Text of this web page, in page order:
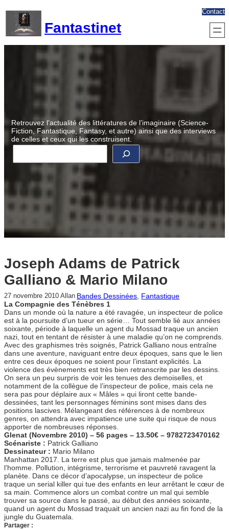
contenu
Fantastinet
Contact
Retrouvez l’actualité des littératures de l’imaginaire (Science-
Fiction, Fantastique, Fantasy, et autre) ainsi que des interviews
de celles et ceux qui les construisent.
R
c
c
h
e
Joseph Adams de Patrick
Galliano & Mario Milano
27 novembre 2010 Allan Bandes Dessinées, Fantastique
La Compagnie des Ténèbres 1
Dans un monde où la nature a été ravagée, un inspecteur de police
est à la poursuite d’un tueur en série… Tout semble lié aux années
soixante, période à laquelle un agent du Mossad traque un ancien
nazi, tout en tentant de résister à une maladie qu’on ne comprends.
Avec des graphismes très soignés, Patrick Galliano nous entraîne
dans une aventure, naviguant entre deux époques, sans que le lien
entre ces deux époques ne soient pour l’instant explicités. La
violence des évènements est très bien retranscrite par les dessins.
On sera un peu surpris de voir les tenues des demoiselles, et
notamment de la collègue de l’inspecteur de police, mais cela ne
sera pas pour déplaire aux « Mâles » qui liront cette bande-
dessinées, tant les personnages féminins sont mises dans des
positions lascives. Mélangeant des références à de nombreux
genres, on attendra avec impatience une suite qui risque de nous
apporter de nombreuses réponses.
Glenat (Novembre 2010) – 56 pages – 13.50€ – 9782723470162
Scénariste : Patrick Galliano
Dessinateur : Mario Milano
Manhattan 2017. La terre est plus que jamais malmenée par
l’homme. Pollution, intégrisme, terrorisme et pauvreté ravagent la
planète. Dans ce décor d’apocalypse, un inspecteur de police
traque un serial killer qui tue des enfants en leur arrêtant le cœur de
sa main. Commence alors un combat contre un mal qui semble
trouver sa source dans le passé, au début des années soixante,
quand un agent du Mossad traquait un ancien nazi au fin fond de la
jungle du Guatemala.
Partager :